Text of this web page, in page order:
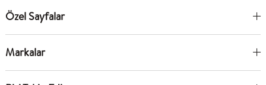
Özel Sayfalar
Markalar